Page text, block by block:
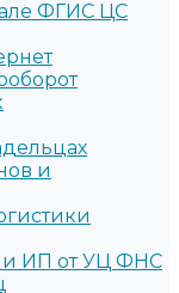
ФГИС ЦС
и
и ИП от УЦ ФНС